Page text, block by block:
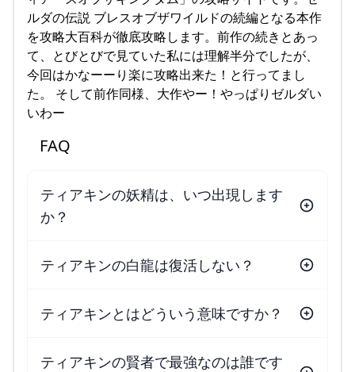
ルダの伝説 ブレスオブザワイルドの続編となる本作
を攻略大百科が徹底攻略します。前作の続きとあっ
て、とびとびで見ていた私には理解半分でしたが、
今回はかなーーり楽に攻略出来た！と行ってまし
た。 そして前作同様、大作やー！やっぱりゼルダい
いわー
FAQ
ティアキンの妖精は、いつ出現します
か？
ティアキンの白龍は復活しない？
ティアキンとはどういう意味ですか？
ティアキンの賢者で最強なのは誰です